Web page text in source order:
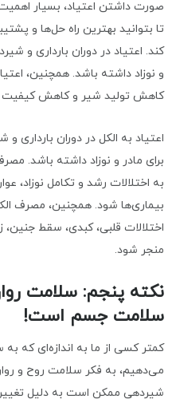
صورت داشتن اعتیاد، بسیار
تا بتوانید بهترین راه حل‌ها و
کند. اعتیاد در دوران بارداری و
و نوزاد داشته باشد. همچنین،
کاهش تولید شیر و کاهش
اعتیاد به الکل در دوران
برای مادر و نوزاد داشته باشد.
به اختلالات رشد و تکامل نوزاد،
بیماری‌ها شود. همچنین، مصرف
اختلالات قلبی، کبدی، سقط
منجر شود.
نکته پنجم: سلامت
سلامت جسم است!
کمتر کسی از ما به اندازه‌ای که
می‌دهیم، به فکر سلامت روح و
شیردهی ممکن است به دلیل